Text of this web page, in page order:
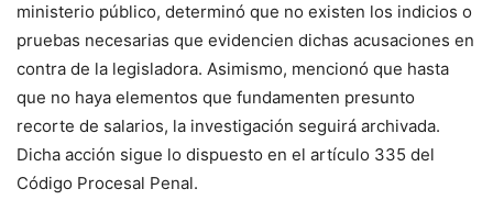
ministerio público, determinó que no existen los indicios o
pruebas necesarias que evidencien dichas acusaciones en
contra de la legisladora. Asimismo, mencionó que hasta
que no haya elementos que fundamenten presunto
recorte de salarios, la investigación seguirá archivada.
Dicha acción sigue lo dispuesto en el artículo 335 del
Código Procesal Penal.